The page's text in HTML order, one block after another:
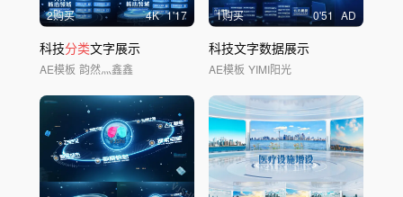
2购买 4K 1'17
科技分类文字展示
AE模板 韵然灬鑫鑫
1购买 0'51 AD
科技文字数据展示
AE模板 YIMI阳光